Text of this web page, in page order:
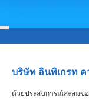
บริษัท อินทิเกรท
ด้วยประสบการณ์สะสม